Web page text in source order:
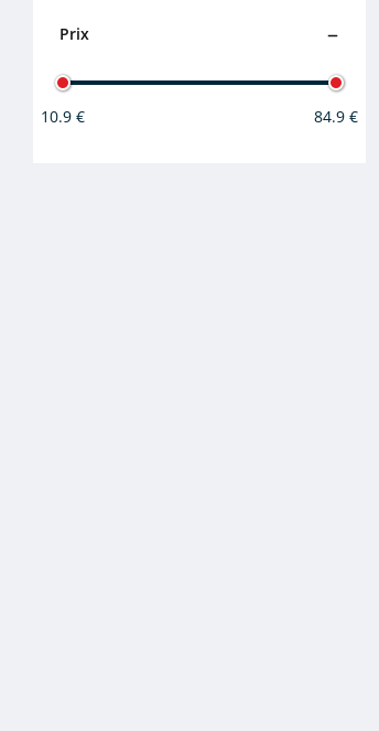
Prix
10.9 € 84.9 €